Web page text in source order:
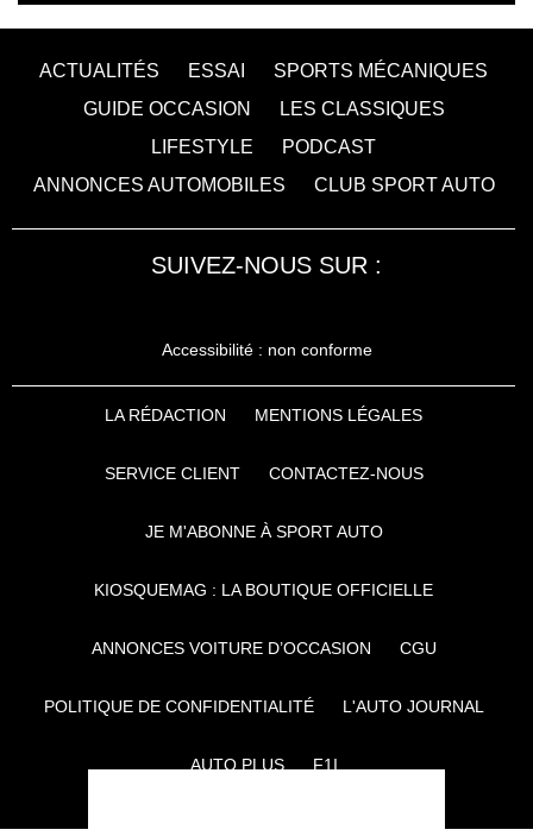
ACTUALITÉS ESSAI
SPORTS MÉCANIQUES
GUIDE OCCASION
LES CLASSIQUES
LIFESTYLE
PODCAST
ANNONCES AUTOMOBILES
CLUB SPORT AUTO
SUIVEZ-NOUS SUR :
Accessibilité : non conforme
LA RÉDACTION MENTIONS LÉGALES
SERVICE CLIENT CONTACTEZ-NOUS
JE M'ABONNE À SPORT AUTO
KIOSQUEMAG : LA BOUTIQUE OFFICIELLE
ANNONCES VOITURE D’OCCASION CGU
POLITIQUE DE CONFIDENTIALITÉ L'AUTO JOURNAL
AUTO PLUS F1I